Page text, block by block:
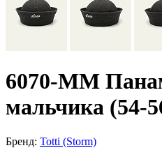
6070-MM
мальчика (54-
Бренд: Totti (Storm)